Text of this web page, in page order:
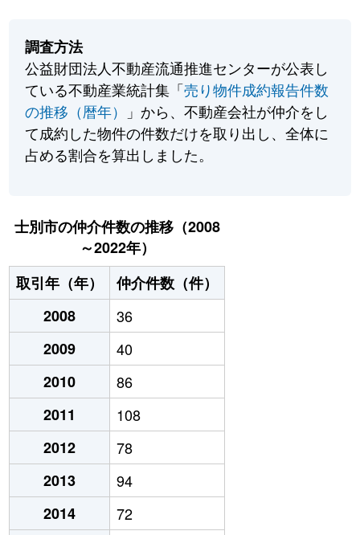
調査方法
公益財団法人不動産流通推進センターが公表し
ている不動産業統計集「売り物件成約報告件数
の推移（暦年）
」から、不動産会社が仲介をし
て成約した物件の件数だけを取り出し、全体に
占める割合を算出しました。
士別市の仲介件数の推移（2008
～2022年）
取引年（年）
仲介件数（件）
2008
36
2009
40
2010
86
2011
108
2012
78
2013
94
2014
72